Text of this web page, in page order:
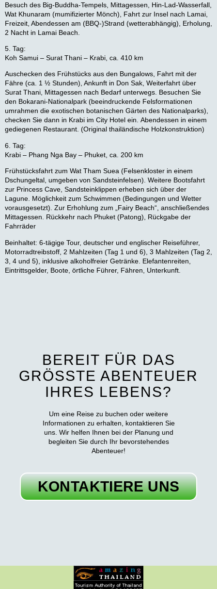
Besuch des Big-Buddha-Tempels, Mittagessen, Hin-Lad-Wasserfall,
Wat Khunaram (mumifizierter Mönch), Fahrt zur Insel nach Lamai,
Freizeit, Abendessen am (BBQ-)Strand (wetterabhängig), Erholung,
2 Nacht in Lamai Beach.
5. Tag:
Koh Samui – Surat Thani – Krabi, ca. 410 km
Auschecken des Frühstücks aus den Bungalows, Fahrt mit der
Fähre (ca. 1 ½ Stunden), Ankunft in Don Sak, Weiterfahrt über
Surat Thani, Mittagessen nach Bedarf unterwegs. Besuchen Sie
den Bokarani-Nationalpark (beeindruckende Felsformationen
umrahmen die exotischen botanischen Gärten des Nationalparks),
checken Sie dann in Krabi im City Hotel ein. Abendessen in einem
gediegenen Restaurant. (Original thailändische Holzkonstruktion)
6. Tag:
Krabi – Phang Nga Bay – Phuket, ca. 200 km
Frühstücksfahrt zum Wat Tham Suea (Felsenkloster in einem
Dschungeltal, umgeben von Sandsteinfelsen). Weitere Bootsfahrt
zur Princess Cave, Sandsteinklippen erheben sich über der
Lagune. Möglichkeit zum Schwimmen (Bedingungen und Wetter
vorausgesetzt). Zur Erhohlung zum „Fairy Beach“, anschließendes
Mittagessen. Rückkehr nach Phuket (Patong), Rückgabe der
Fahrräder
Beinhaltet: 6-tägige Tour, deutscher und englischer Reiseführer,
Motorradtreibstoff, 2 Mahlzeiten (Tag 1 und 6), 3 Mahlzeiten (Tag 2,
3, 4 und 5), inklusive alkoholfreier Getränke. Elefantenreiten,
Eintrittsgelder, Boote, örtliche Führer, Fähren, Unterkunft.
BEREIT FÜR DAS
GRÖSSTE ABENTEUER
IHRES LEBENS?
Um eine Reise zu buchen oder weitere
Informationen zu erhalten, kontaktieren Sie
uns. Wir helfen Ihnen bei der Planung und
begleiten Sie durch Ihr bevorstehendes
Abenteuer!
KONTAKTIERE UNS